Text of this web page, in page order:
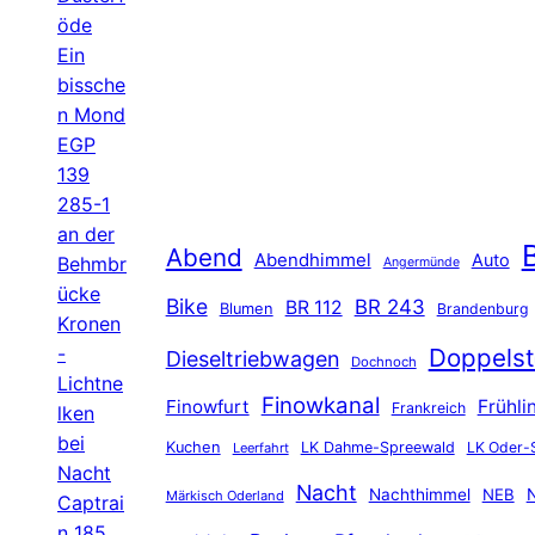
öde
Ein
bissche
n Mond
EGP
139
285-1
an der
Behmbr
ücke
Kronen
-
Lichtne
lken
bei
Nacht
Captrai
Abend Abendhimmel Angermünde Auto
Bike Blumen BR 112 BR 243 Brandenburg
Dieseltriebwagen Dochnoch
Finowfurt Finowkanal Frankreich
Kuchen Leerfahrt LK Dahme-Spreewald LK Oder-
Märkisch Oderland Nacht Nachthimmel NEB